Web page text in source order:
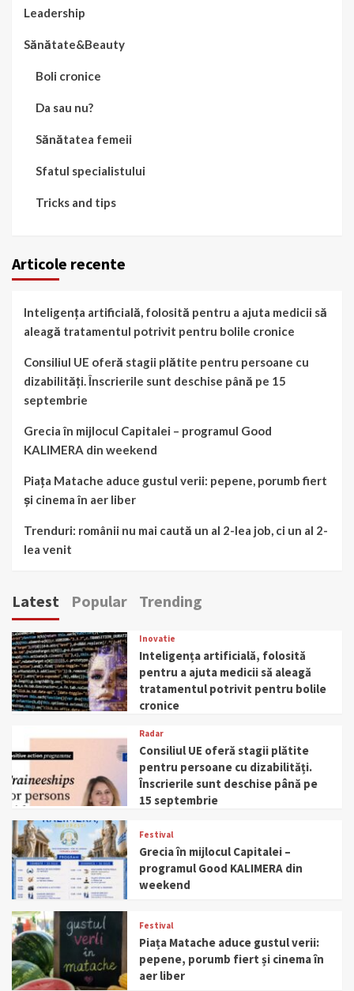
Leadership
Sănătate&Beauty
Boli cronice
Da sau nu?
Sănătatea femeii
Sfatul specialistului
Tricks and tips
Articole recente
Inteligența artificială, folosită pentru a ajuta medicii să
aleagă tratamentul potrivit pentru bolile cronice
Consiliul UE oferă stagii plătite pentru persoane cu
dizabilități. Înscrierile sunt deschise până pe 15
septembrie
Grecia în mijlocul Capitalei – programul Good
KALIMERA din weekend
Piața Matache aduce gustul verii: pepene, porumb fiert
și cinema în aer liber
Trenduri: românii nu mai caută un al 2-lea job, ci un al 2-
lea venit
Latest Popular Trending
Inovatie
Inteligența artificială, folosită
pentru a ajuta medicii să aleagă
tratamentul potrivit pentru bolile
cronice
Radar
Consiliul UE oferă stagii plătite
pentru persoane cu dizabilități.
Înscrierile sunt deschise până pe
15 septembrie
Festival
Grecia în mijlocul Capitalei –
programul Good KALIMERA din
weekend
Festival
Piața Matache aduce gustul verii:
pepene, porumb fiert și cinema în
aer liber